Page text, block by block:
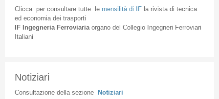
Cliccaper consultare tuttele mensilità di IFla rivista di tecnica
ed economia dei trasporti
IF Ingegneria Ferroviaria organodel Collegio Ingegneri Ferroviari
Italiani
Notiziari
Consultazione della sezione Notiziari